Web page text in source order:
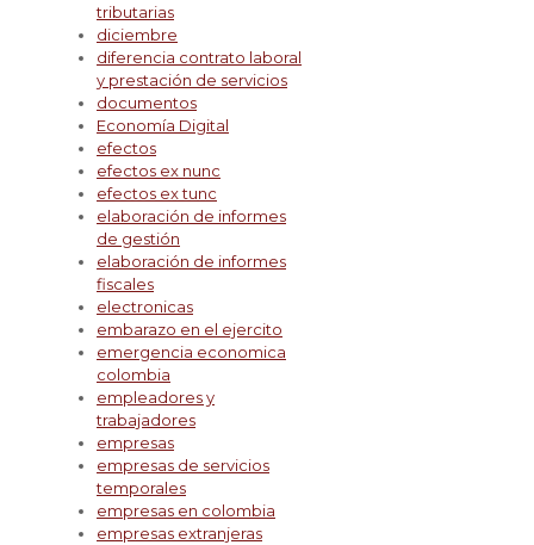
tributarias
diciembre
diferencia contrato laboral
y prestación de servicios
documentos
Economía Digital
efectos
efectos ex nunc
efectos ex tunc
elaboración de informes
de gestión
elaboración de informes
fiscales
electronicas
embarazo en el ejercito
emergencia economica
colombia
empleadores y
trabajadores
empresas
empresas de servicios
temporales
empresas en colombia
empresas extranjeras